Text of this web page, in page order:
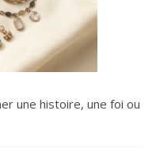
une histoire, une foi ou